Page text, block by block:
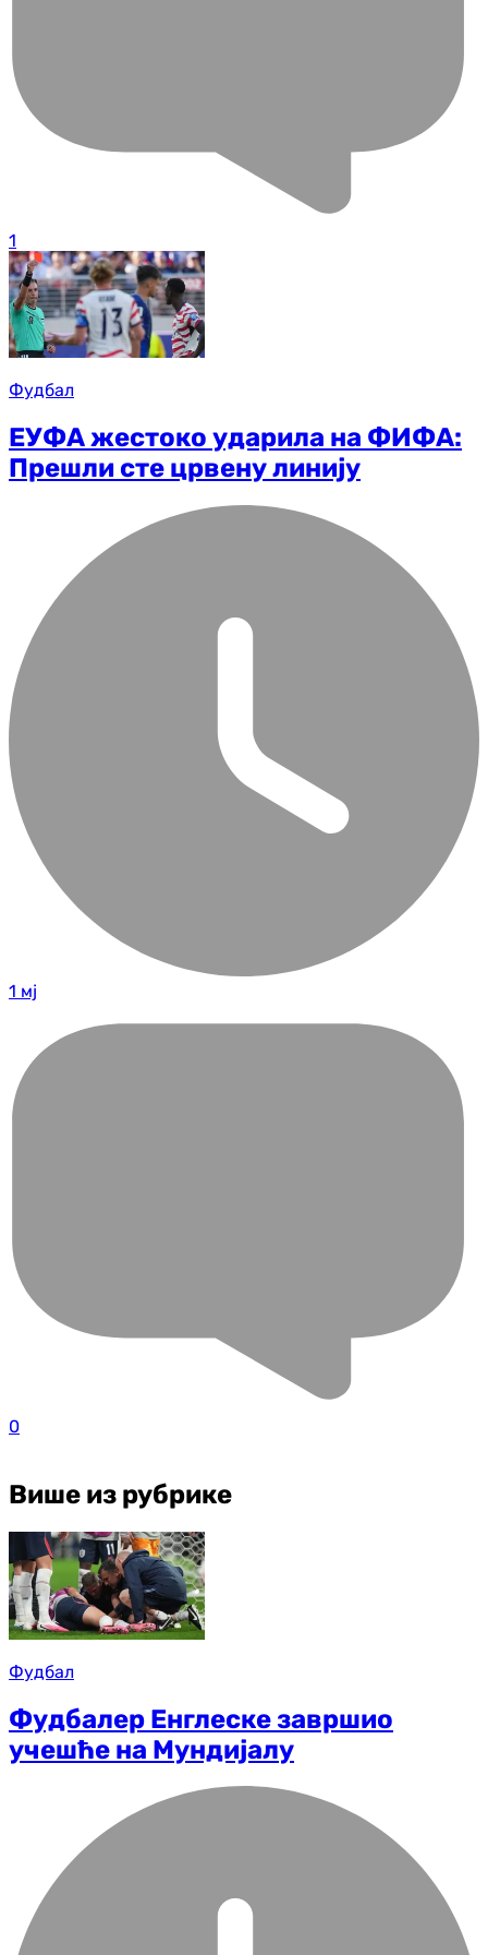
1
Фудбал
ЕУФА жестоко ударила на ФИФА:
Прешли сте црвену линију
1 мј
0
Више из рубрике
Фудбал
Фудбалер Енглеске завршио
учешће на Мундијалу